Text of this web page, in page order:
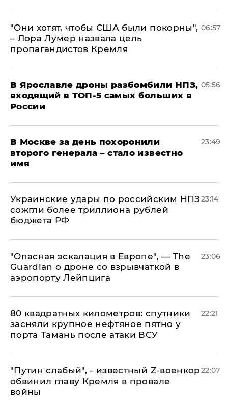
"Они хотят, чтобы США были покорны",
– Лора Лумер назвала цель
пропагандистов Кремля
06:57
В Ярославле дроны разбомбили НПЗ,
входящий в ТОП-5 самых больших в
России
05:56
В Москве за день похоронили
второго генерала – стало известно
имя
23:49
Украинские удары по российским НПЗ
сожгли более триллиона рублей
бюджета РФ
23:14
"Опасная эскалация в Европе", — The
Guardian о дроне со взрывчаткой в
аэропорту Лейпцига
23:06
80 квадратных километров: спутники
засняли крупное нефтяное пятно у
порта Тамань после атаки ВСУ
22:21
​"Путин слабый", - известный Z-военкор
обвинил главу Кремля в провале
войны
22:07